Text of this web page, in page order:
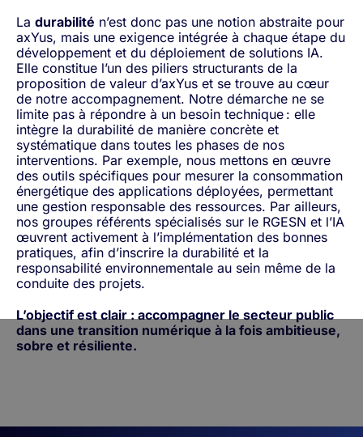
La durabilité n’est donc pas une notion abstraite pour
axYus, mais une exigence intégrée à chaque étape du
développement et du déploiement de solutions IA.
Elle constitue l’un des piliers structurants de la
proposition de valeur d’axYus et se trouve au cœur
de notre accompagnement. Notre démarche ne se
limite pas à répondre à un besoin technique : elle
intègre la durabilité de manière concrète et
systématique dans toutes les phases de nos
interventions. Par exemple, nous mettons en œuvre
des outils spécifiques pour mesurer la consommation
énergétique des applications déployées, permettant
une gestion responsable des ressources. Par ailleurs,
nos groupes référents spécialisés sur le RGESN et l’IA
œuvrent activement à l’implémentation des bonnes
pratiques, afin d’inscrire la durabilité et la
responsabilité environnementale au sein même de la
conduite des projets.
L’objectif est clair : accompagner le secteur public
dans une transition numérique à la fois ambitieuse,
sobre et résiliente.